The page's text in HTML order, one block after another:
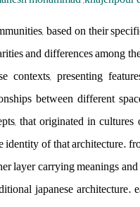
based on their
and differences among
contexts, presenting
between different
that originated in
identity of that architecture.
layer carrying meanings
japanese